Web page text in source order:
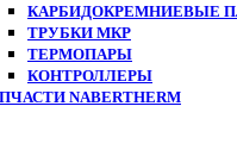
КАРБИДОКРЕМНИЕВЫЕ
ТРУБКИ МКР
ТЕРМОПАРЫ
КОНТРОЛЛЕРЫ
NABERTHERM